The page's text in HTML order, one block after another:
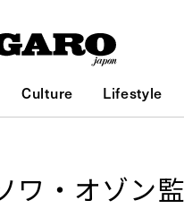
Culture Lifestyle
ワ・オゾン